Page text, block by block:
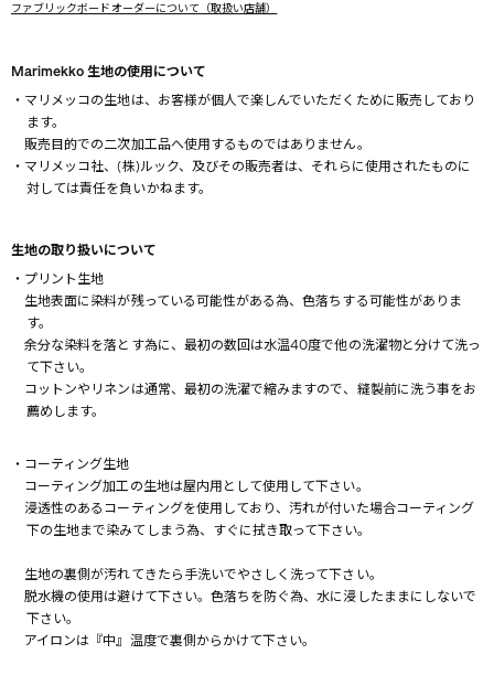
ファブリックボードオーダーについて（取扱い店舗）
Marimekko 生地の使用について
・マリメッコの生地は、お客様が個人で楽しんでいただくために販売しており
ます。
販売目的での二次加工品へ使用するものではありません。
・マリメッコ社、(株)ルック、及びその販売者は、それらに使用されたものに
対しては責任を負いかねます。
生地の取り扱いについて
・プリント生地
生地表面に染料が残っている可能性がある為、色落ちする可能性がありま
す。
余分な染料を落とす為に、最初の数回は水温40度で他の洗濯物と分けて洗っ
て下さい。
コットンやリネンは通常、最初の洗濯で縮みますので、縫製前に洗う事をお
薦めします。
・コーティング生地
コーティング加工の生地は屋内用として使用して下さい。
浸透性のあるコーティングを使用しており、汚れが付いた場合コーティング
下の生地まで染みてしまう為、すぐに拭き取って下さい。
生地の裏側が汚れてきたら手洗いでやさしく洗って下さい。
脱水機の使用は避けて下さい。色落ちを防ぐ為、水に浸したままにしないで
下さい。
アイロンは『中』温度で裏側からかけて下さい。